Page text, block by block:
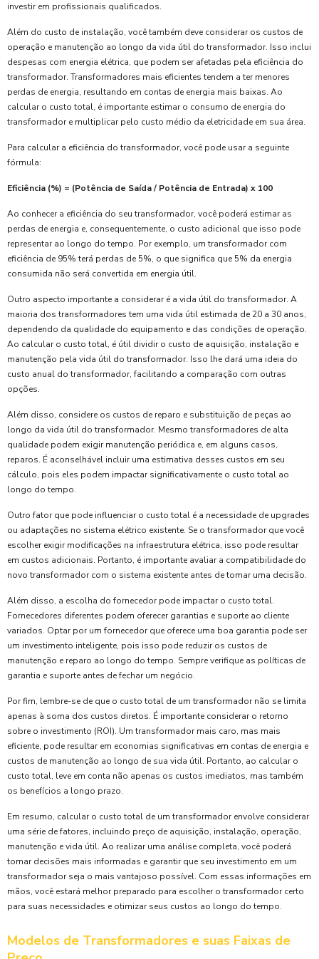
investir em profissionais qualificados.
Além do custo de instalação, você também deve considerar os custos de
operação e manutenção ao longo da vida útil do transformador. Isso inclui
despesas com energia elétrica, que podem ser afetadas pela eficiência do
transformador. Transformadores mais eficientes tendem a ter menores
perdas de energia, resultando em contas de energia mais baixas. Ao
calcular o custo total, é importante estimar o consumo de energia do
transformador e multiplicar pelo custo médio da eletricidade em sua área.
Para calcular a eficiência do transformador, você pode usar a seguinte
fórmula:
Eficiência (%) = (Potência de Saída / Potência de Entrada) x 100
Ao conhecer a eficiência do seu transformador, você poderá estimar as
perdas de energia e, consequentemente, o custo adicional que isso pode
representar ao longo do tempo. Por exemplo, um transformador com
eficiência de 95% terá perdas de 5%, o que significa que 5% da energia
consumida não será convertida em energia útil.
Outro aspecto importante a considerar é a vida útil do transformador. A
maioria dos transformadores tem uma vida útil estimada de 20 a 30 anos,
dependendo da qualidade do equipamento e das condições de operação.
Ao calcular o custo total, é útil dividir o custo de aquisição, instalação e
manutenção pela vida útil do transformador. Isso lhe dará uma ideia do
custo anual do transformador, facilitando a comparação com outras
opções.
Além disso, considere os custos de reparo e substituição de peças ao
longo da vida útil do transformador. Mesmo transformadores de alta
qualidade podem exigir manutenção periódica e, em alguns casos,
reparos. É aconselhável incluir uma estimativa desses custos em seu
cálculo, pois eles podem impactar significativamente o custo total ao
longo do tempo.
Outro fator que pode influenciar o custo total é a necessidade de upgrades
ou adaptações no sistema elétrico existente. Se o transformador que você
escolher exigir modificações na infraestrutura elétrica, isso pode resultar
em custos adicionais. Portanto, é importante avaliar a compatibilidade do
novo transformador com o sistema existente antes de tomar uma decisão.
Além disso, a escolha do fornecedor pode impactar o custo total.
Fornecedores diferentes podem oferecer garantias e suporte ao cliente
variados. Optar por um fornecedor que oferece uma boa garantia pode ser
um investimento inteligente, pois isso pode reduzir os custos de
manutenção e reparo ao longo do tempo. Sempre verifique as políticas de
garantia e suporte antes de fechar um negócio.
Por fim, lembre-se de que o custo total de um transformador não se limita
apenas à soma dos custos diretos. É importante considerar o retorno
sobre o investimento (ROI). Um transformador mais caro, mas mais
eficiente, pode resultar em economias significativas em contas de energia e
custos de manutenção ao longo de sua vida útil. Portanto, ao calcular o
custo total, leve em conta não apenas os custos imediatos, mas também
os benefícios a longo prazo.
Em resumo, calcular o custo total de um transformador envolve considerar
uma série de fatores, incluindo preço de aquisição, instalação, operação,
manutenção e vida útil. Ao realizar uma análise completa, você poderá
tomar decisões mais informadas e garantir que seu investimento em um
transformador seja o mais vantajoso possível. Com essas informações em
mãos, você estará melhor preparado para escolher o transformador certo
para suas necessidades e otimizar seus custos ao longo do tempo.
Modelos de Transformadores e suas Faixas de